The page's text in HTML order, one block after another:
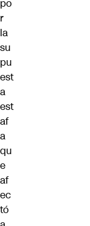
po
r
la
su
pu
est
a
est
af
a
qu
e
af
ec
tó